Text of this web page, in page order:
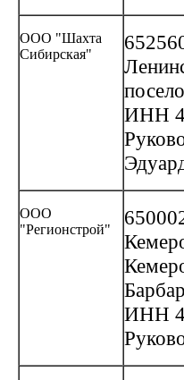
ООО "Шахта
Сибирская"
ИНН
ООО
"Регионстрой"
ИНН